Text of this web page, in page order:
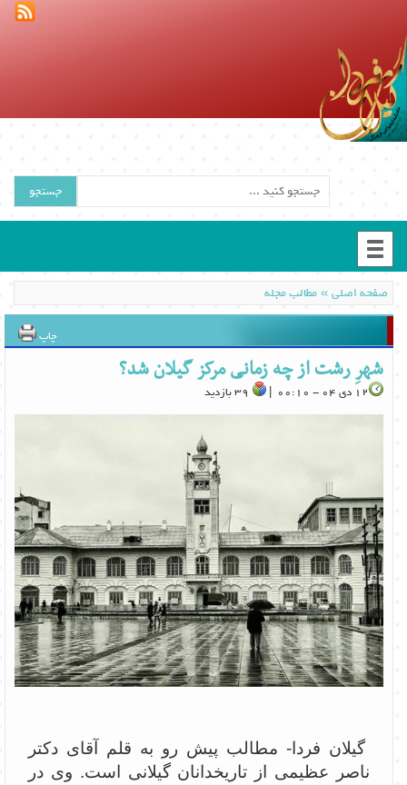
جستجو
صفحه اصلی»مطالب مجله
چاپ
شهرِ رشت از چه زمانی مرکز گیلان شد؟
12 دی 04 - 00:10 |
گیلان فردا- مطالب پیش رو به قلم آقای دکتر
ناصر عظیمی از تاریخدانان گیلانی است. وی در